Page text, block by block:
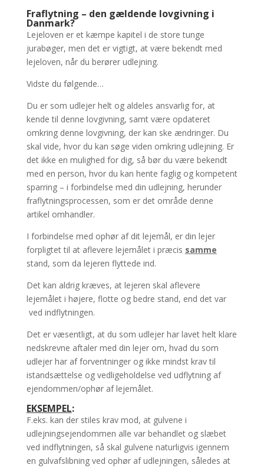
Fraflytning – den gældende lovgivning i
Danmark?
Lejeloven er et kæmpe kapitel i de store tunge
jurabøger, men det er vigtigt, at være bekendt med
lejeloven, når du berører udlejning.
Vidste du følgende…
Du er som udlejer helt og aldeles ansvarlig for, at
kende til denne lovgivning, samt være opdateret
omkring denne lovgivning, der kan ske ændringer. Du
skal vide, hvor du kan søge viden omkring udlejning. Er
det ikke en mulighed for dig, så bør du være bekendt
med en person, hvor du kan hente faglig og kompetent
sparring – i forbindelse med din udlejning, herunder
fraflytningsprocessen, som er det område denne
artikel omhandler.
I forbindelse med ophør af dit lejemål, er din lejer
forpligtet til at aflevere lejemålet i præcis samme
stand, som da lejeren flyttede ind.
Det kan aldrig kræves, at lejeren skal aflevere
lejemålet i højere, flotte og bedre stand, end det var
ved indflytningen.
Det er væsentligt, at du som udlejer har lavet helt klare
nedskrevne aftaler med din lejer om, hvad du som
udlejer har af forventninger og ikke mindst krav til
istandsættelse og vedligeholdelse ved udflytning af
ejendommen/ophør af lejemålet.
EKSEMPEL:
F.eks. kan der stiles krav mod, at gulvene i
udlejningsejendommen alle var behandlet og slæbet
ved indflytningen, så skal gulvene naturligvis igennem
en gulvafslibning ved ophør af udlejningen, således at